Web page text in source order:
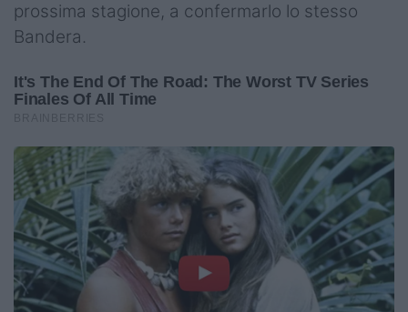
prossima stagione, a confermarlo lo stesso
Bandera.